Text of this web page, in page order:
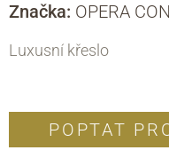
Značka: OPERA
Luxusní křeslo
POPTAT